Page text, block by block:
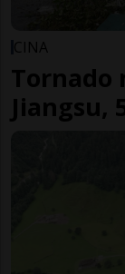
CINA
Tornado
Jiangsu,